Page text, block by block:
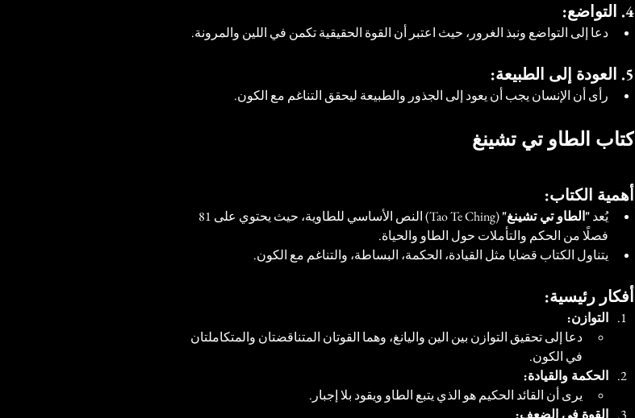
4. التواضع:
دعا إلى التواضع ونبذ الغرور، حيث اعتبر أن القوة الحقيقية تكمن في اللين والمرونة.
5. العودة إلى الطبيعة:
رأى أن الإنسان يجب أن يعود إلى الجذور والطبيعة ليحقق التناغم مع الكون.
كتاب الطاو تي تشينغ
أهمية الكتاب:
يُعد "الطاو تي تشينغ"
فصلًا من الحكم والتأملات حول الطاو والحياة.
يتناول الكتاب قضايا مثل القيادة، الحكمة، البساطة، والتناغم مع الكون.
أفكار رئيسية:
التوازن:
دعا إلى تحقيق التوازن بين الين واليانغ، وهما القوتان المتناقضتان والمتكاملتان
في الكون.
الحكمة والقيادة:
يرى أن القائد الحكيم هو الذي يتبع الطاو ويقود بلا إجبار.
القوة في الضعف: